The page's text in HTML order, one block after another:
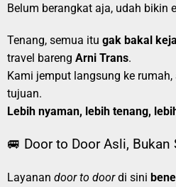
Belum berangkat aja, udah bikin
Tenang, semua itu gak bakal
travel bareng Arni Trans.
Kami jemput langsung ke
tujuan.
Lebih nyaman, lebih tenang,
🚐 Door to Door Asli, Bukan
Layanan door to doordi sini